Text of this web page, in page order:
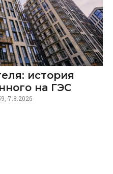
история
на ГЭС
7.8.2026